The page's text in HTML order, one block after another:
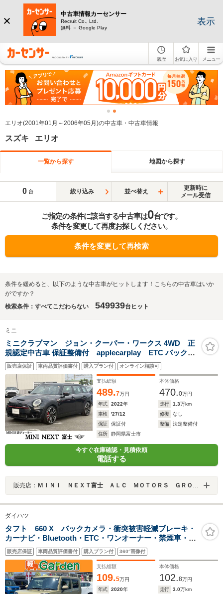
中古車情報カーセンサー
Recruit Co., Ltd.
無料 － Google Play
表示
履歴 お気に入り メニュー
エリオ(2001年01月～2006年05月)の中古車・中古車情報
スズキ エリオ
一覧から探す 地図から探す
0 台 絞り込み 並べ替え
更新時に
メール受信
ご指定の条件に該当する中古車は0台です。
条件を変更して再度お探しください。
条件を変更して再検索
条件を緩めると、以下のような中古車がヒットします！こちらの中古車はいか
がですか？
検索条件：すべてこだわらない
549939台ヒット
ミニ
ミニクラブマン ジョン・クーパー・ワークス 4WD 正
規認定中古車 保証整備付 applecarplay ETC バックカ
メラ 衝突軽減ブレーキ アイドリングストップ 障害物ソナ
ー アクティブクルコン LEDライト 純正ホイール
販売店保証 車両品質評価書付 購入プラン付 オンライン相談可
支払総額
489.7万円
本体価格
470.0万円
年式
2022年 走行 1.3万km
車検
'27/12 修復
なし
保証
保証付 整備
法定整備付
住所
静岡県富士市
今すぐ在庫確認・見積依頼
電話する
販売店： ＭＩＮＩ ＮＥＸＴ富士 ＡＬＣ ＭＯＴＯＲＳ ＧＲＯＵＰ
ダイハツ
タフト 660 X バックカメラ・衝突被害軽減ブレーキ・
カーナビ・Bluetooth・ETC・ワンオーナー・禁煙車・フ
ルセグTV・CD/DVD再生・スマートキー&プッシュスター
ト・ベンチシート・ルームクリーニング
販売店保証 車両品質評価書付 購入プラン付 360°画像付
支払総額
109.5万円
本体価格
102.8万円
年式
2020年 走行 3.0万km